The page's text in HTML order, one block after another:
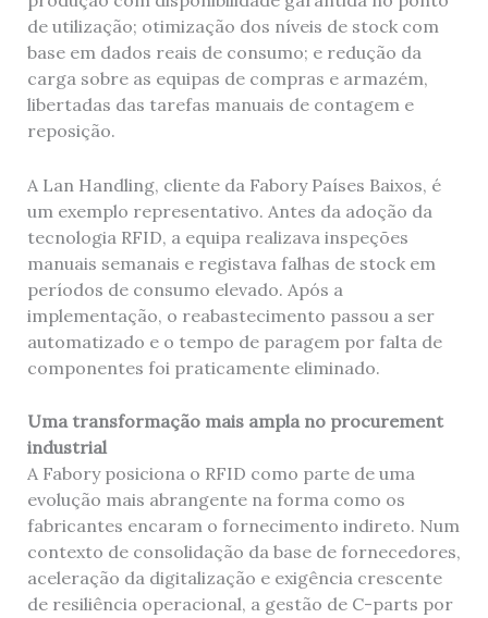
de utilização; otimização dos níveis de stock com
base em dados reais de consumo; e redução da
carga sobre as equipas de compras e armazém,
libertadas das tarefas manuais de contagem e
reposição.
A Lan Handling, cliente da Fabory Países Baixos, é
um exemplo representativo. Antes da adoção da
tecnologia RFID, a equipa realizava inspeções
manuais semanais e registava falhas de stock em
períodos de consumo elevado. Após a
implementação, o reabastecimento passou a ser
automatizado e o tempo de paragem por falta de
componentes foi praticamente eliminado.
Uma transformação mais ampla no procurement
industrial
A Fabory posiciona o RFID como parte de uma
evolução mais abrangente na forma como os
fabricantes encaram o fornecimento indireto. Num
contexto de consolidação da base de fornecedores,
aceleração da digitalização e exigência crescente
de resiliência operacional, a gestão de C-parts por